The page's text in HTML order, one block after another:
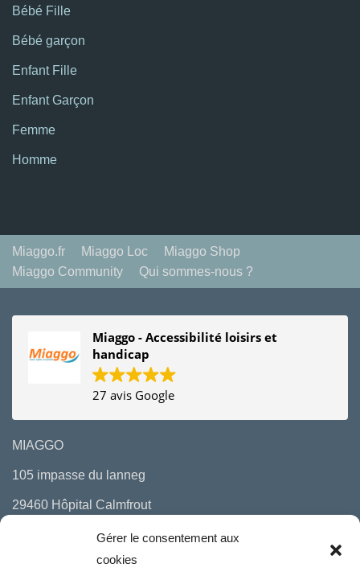
Gérer le consentement aux
cookies
Bébé Fille
Bébé garçon
Enfant Fille
Enfant Garçon
Femme
Homme
Miaggo.fr Miaggo Loc
Miaggo Shop
Miaggo Community
Qui sommes-nous ?
Miaggo - Accessibilité loisirs et
handicap
27 avis Google
MIAGGO
105 impasse du lanneg
29460 Hôpital Calmfrout
06 10 29 97 00
mail : bonjour(a)miaggo.fr